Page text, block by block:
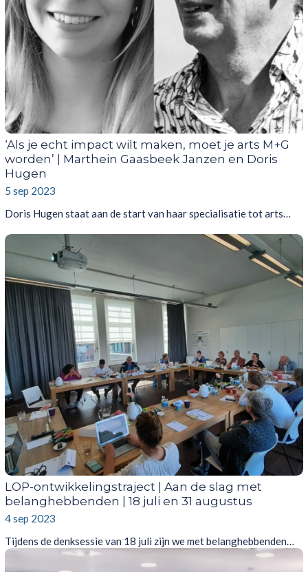
‘Als je echt impact wilt maken, moet je arts M+G
worden’ | Marthein Gaasbeek Janzen en Doris
Hugen
5 sep 2023
Doris Hugen staat aan de start van haar specialisatie tot arts…
LOP-ontwikkelingstraject | Aan de slag met
belanghebbenden | 18 juli en 31 augustus
4 sep 2023
Tijdens de denksessie van 18 juli zijn we met belanghebbenden…